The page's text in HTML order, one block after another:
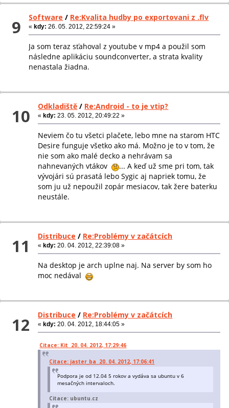
9 Software / Re:Kvalita hudby po exportovani z .flv
«kdy: 26. 05. 2012, 22:59:24 »
Ja som teraz sťahoval z youtube v mp4 a použil som
následne aplikáciu soundconverter, a strata kvality
nenastala žiadna.
10 Odkladiště / Re:Android - to je vtip?
«kdy: 23. 05. 2012, 20:49:22 »
Neviem čo tu všetci plačete, lebo mne na starom HTC
Desire funguje všetko ako má. Možno je to v tom, že
nie som ako malé decko a nehrávam sa
nahnevaných vtákov
... A keď už sme pri tom, tak
vývojári sú prasatá lebo Sygic aj napriek tomu, že
som ju už nepoužil zopár mesiacov, tak žere baterku
neustále.
11 Distribuce / Re:Problémy v začátcích
«kdy: 20. 04. 2012, 22:39:08 »
Na desktop je arch uplne naj. Na server by som ho
moc nedával
12 Distribuce / Re:Problémy v začátcích
«kdy: 20. 04. 2012, 18:44:05 »
Citace: Kit 20. 04. 2012, 17:29:46
Citace: jaster_ba 20. 04. 2012, 17:06:41
Podpora je od 12.04 5 rokov a vydáva sa ubuntu v 6
mesačných intervaloch.
Citace: ubuntu.cz